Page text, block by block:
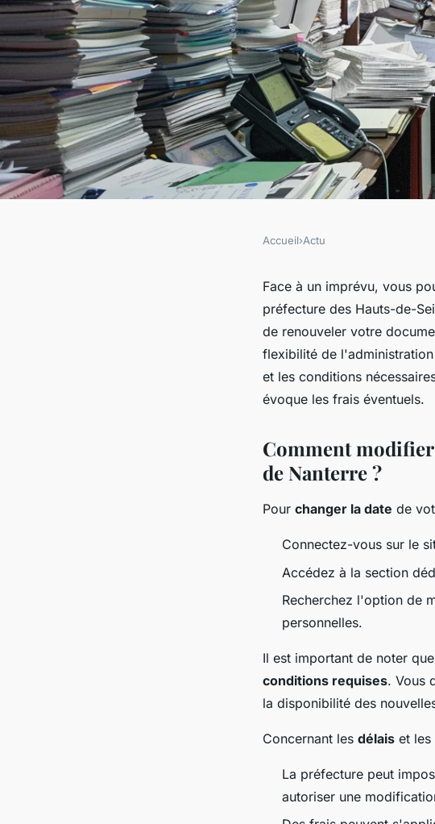
Est-il possible de
rendez-vous à la
obtenir ou renouveler
Accueil›Actu
Face à un imprévu, vous
préfecture des Hauts-de-
de renouveler votre
flexibilité de
et les conditions
évoque les frais éventuels.
Comment
de Nanterre ?
Pour changer la date de
Connectez-vous sur le
Accédez à la section
Recherchez l'option de
personnelles.
Il est important de noter
conditions requises. Vous
la disponibilité des
Concernant les délais et les
La préfecture peut
autoriser une